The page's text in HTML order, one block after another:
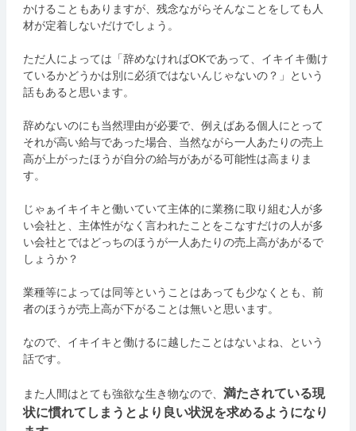
かけることもありますが、残念ながらそんなことをしても人
材が定着しないだけでしょう。
ただ人によっては「辞めなければOKであって、イキイキ働け
ているかどうかは別に必須ではないんじゃないの？」という
話もあると思います。
辞めないのにも当然理由が必要で、例えばある個人にとって
それが高い給与であった場合、当然ながら一人あたりの売上
高が上がったほうが自分の給与があがる可能性は高まりま
す。
じゃぁイキイキと働いていて主体的に業務に取り組む人が多
い会社と、主体性がなく言われたことをこなすだけの人が多
い会社とではどっちのほうが一人あたりの売上高があがるで
しょうか？
業種等によっては同等ということはあっても少なくとも、前
者のほうが売上高が下がることは無いと思います。
なので、イキイキと働けるに越したことはないよね、という
話です。
また人間はとても強欲な生き物なので、 満たされている現
状に慣れてしまうとより良い状況を求めるようになり